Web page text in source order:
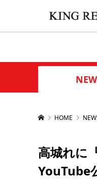
HOME
高城れに
YouTube